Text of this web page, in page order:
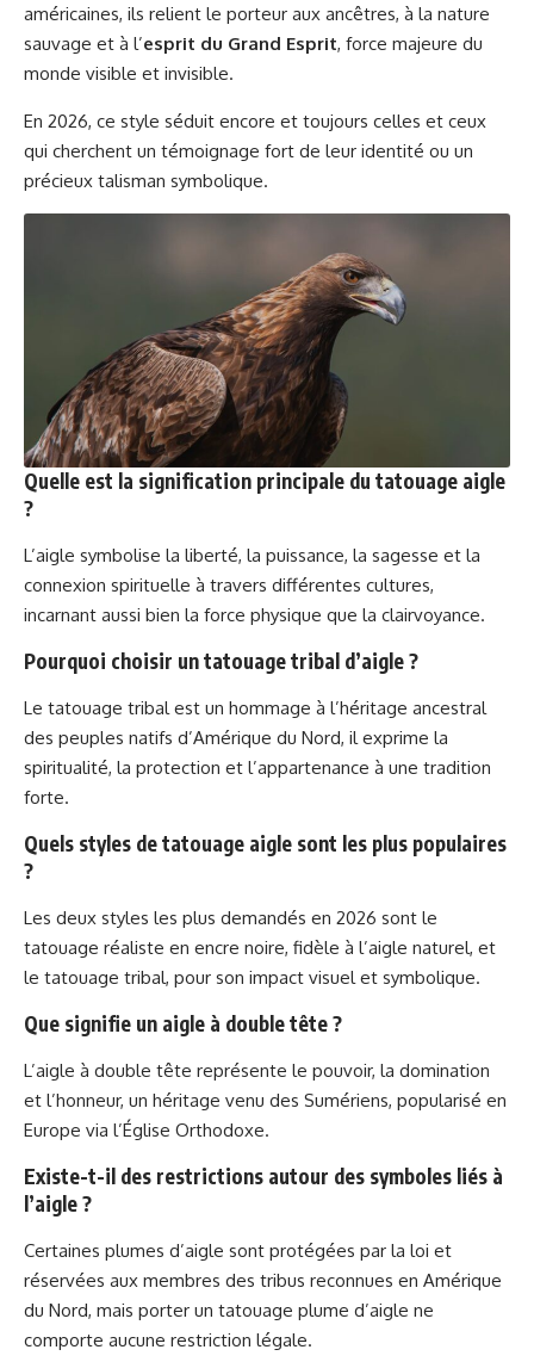
américaines, ils relient le porteur aux ancêtres, à la nature
sauvage et à l’esprit du Grand Esprit, force majeure du
monde visible et invisible.
En 2026, ce style séduit encore et toujours celles et ceux
qui cherchent un témoignage fort de leur identité ou un
précieux talisman symbolique.
Quelle est la signification principale du tatouage aigle
?
L’aigle symbolise la liberté, la puissance, la sagesse et la
connexion spirituelle à travers différentes cultures,
incarnant aussi bien la force physique que la clairvoyance.
Pourquoi choisir un tatouage tribal d’aigle ?
Le tatouage tribal est un hommage à l’héritage ancestral
des peuples natifs d’Amérique du Nord, il exprime la
spiritualité, la protection et l’appartenance à une tradition
forte.
Quels styles de tatouage aigle sont les plus populaires
?
Les deux styles les plus demandés en 2026 sont le
tatouage réaliste en encre noire, fidèle à l’aigle naturel, et
le tatouage tribal, pour son impact visuel et symbolique.
Que signifie un aigle à double tête ?
L’aigle à double tête représente le pouvoir, la domination
et l’honneur, un héritage venu des Sumériens, popularisé en
Europe via l’Église Orthodoxe.
Existe-t-il des restrictions autour des symboles liés à
l’aigle ?
Certaines plumes d’aigle sont protégées par la loi et
réservées aux membres des tribus reconnues en Amérique
du Nord, mais porter un tatouage plume d’aigle ne
comporte aucune restriction légale.